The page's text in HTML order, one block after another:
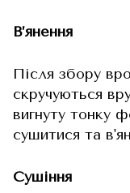
В’янення
Після збору
скручуються
вигнуту тонку
сушитися та
Сушіння